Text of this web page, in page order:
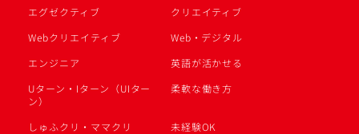
エグゼクティブ
クリエイティブ
Webクリエイティブ
Web・デジタル
エンジニア
英語が活かせる
Uターン・Iターン（UIター
ン）
柔軟な働き方
しゅふクリ・ママクリ
未経験OK